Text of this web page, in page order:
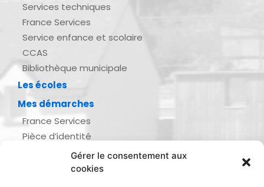
Gérer le consentement aux
cookies
Services techniques
France Services
Service enfance et scolaire
CCAS
Bibliothèque municipale
Les écoles
Mes démarches
France Services
Pièce d’identité
Demande d’actes d’état civil